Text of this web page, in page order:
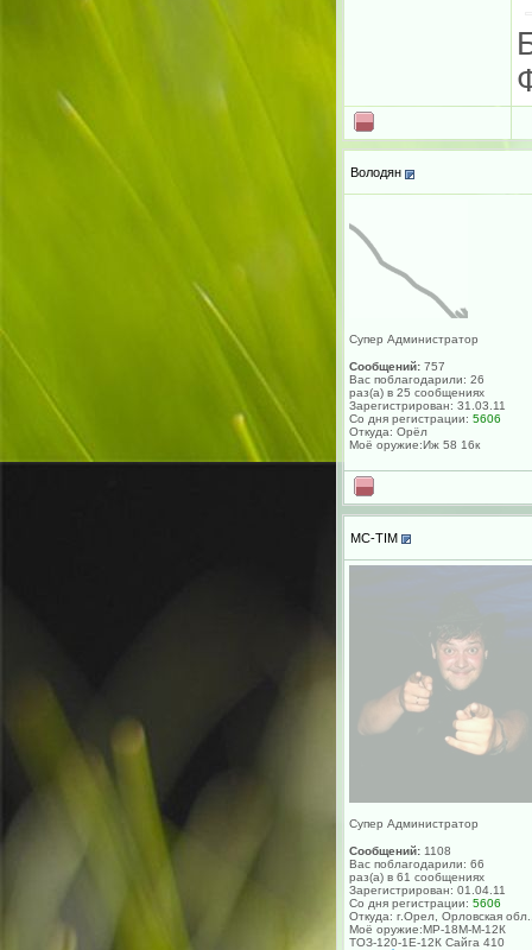
Володян
Супер Администратор
Сообщений: 757
Вас поблагодарили: 26
раз(а) в 25 сообщениях
Зарегистрирован: 31.03.11
Со дня регистрации: 5606
Откуда: Орёл
Моё оружие:Иж 58 16к
MC-TIM
Супер Администратор
Сообщений: 1108
Вас поблагодарили: 66
раз(а) в 61 сообщениях
Зарегистрирован: 01.04.11
Со дня регистрации: 5606
Откуда: г.Орел, Орловская
Моё оружие:МР-18М-М-12К
ТОЗ-120-1Е-12К Сайга 410